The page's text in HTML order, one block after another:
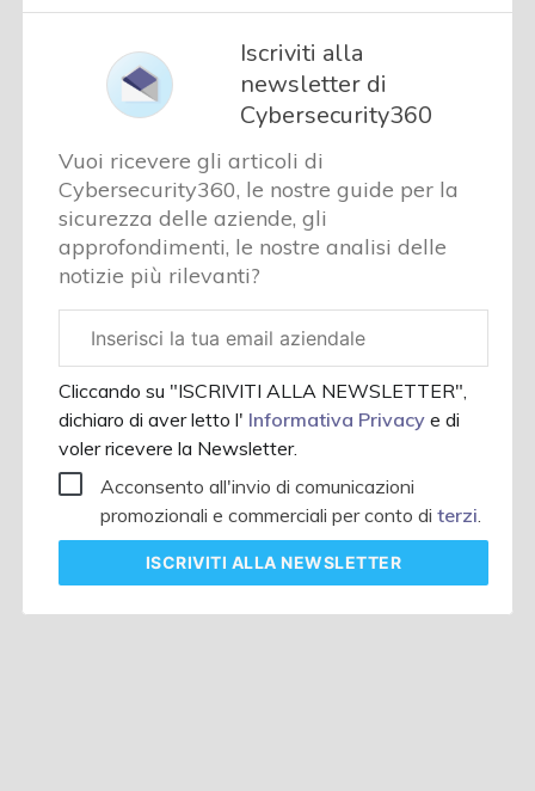
Iscriviti alla
newsletter di
Cybersecurity360
Vuoi ricevere gli articoli di
Cybersecurity360, le nostre guide per la
sicurezza delle aziende, gli
approfondimenti, le nostre analisi delle
notizie più rilevanti?
aziendale
Cliccando su "ISCRIVITI ALLA NEWSLETTER",
dichiaro di aver letto l' Informativa Privacye di
voler ricevere la Newsletter.
Acconsento all'invio di comunicazioni
promozionali e commerciali per conto diterzi.
ISCRIVITI ALLA NEWSLETTER